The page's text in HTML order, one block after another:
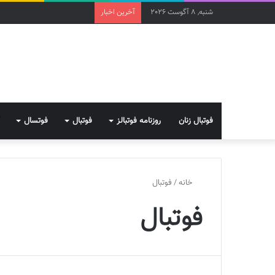
شنبه, 8 آگوست 2026 آخرین اخبار
فوتبال زنان روزنامه فوتبالز فوتبال فوتسال
خانه/ فوتبال
فوتبال